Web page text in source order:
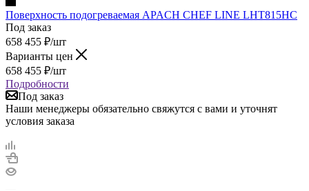
Поверхность подогреваемая APACH CHEF LINE LHT815HC
Под заказ
658 455 ₽/шт
Варианты цен
658 455 ₽/шт
Подробности
Под заказ
Наши менеджеры обязательно свяжутся с вами и уточнят
условия заказа